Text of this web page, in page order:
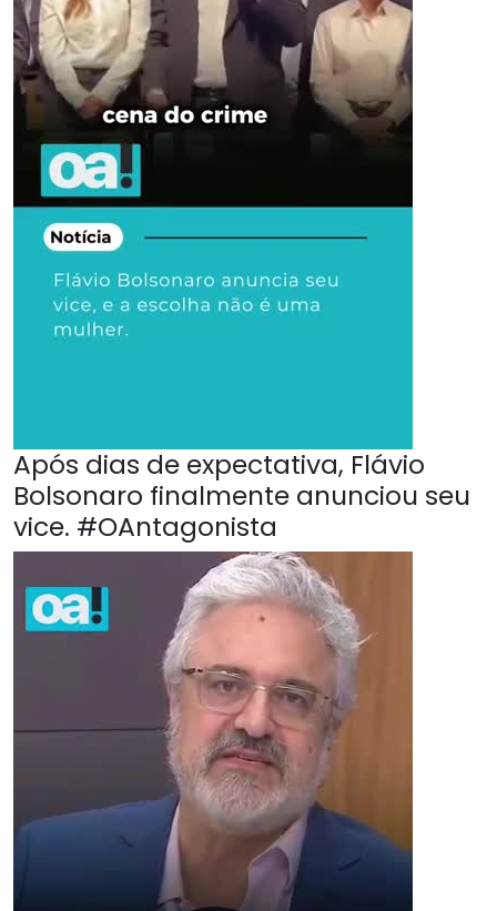
Após dias de expectativa, Flávio
Bolsonaro finalmente anunciou seu
vice. #OAntagonista